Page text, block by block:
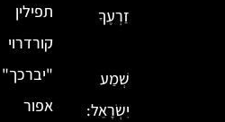
זַרְעֶךָ
שְׁמַע
יִשְׂרָאֵל:
תפילין
קורדרוי
"יברכך"
אפור